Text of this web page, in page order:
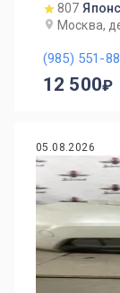
807
Москва,
(985) 551-
12 500
05.08.2026